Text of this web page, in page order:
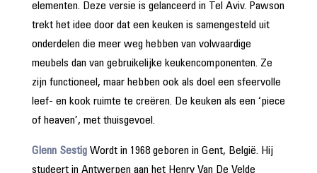
elementen. Deze versie is gelanceerd in Tel Aviv. Pawson
trekt het idee door dat een keuken is samengesteld uit
onderdelen die meer weg hebben van volwaardige
meubels dan van gebruikelijke keukencomponenten. Ze
zijn functioneel, maar hebben ook als doel een sfeervolle
leef- en kook ruimte te creëren. De keuken als een ‘piece
of heaven’, met thuisgevoel.
Glenn SestigWordt in 1968 geboren in Gent, België. Hij
studeert in Antwerpen aan het Henry Van De Velde